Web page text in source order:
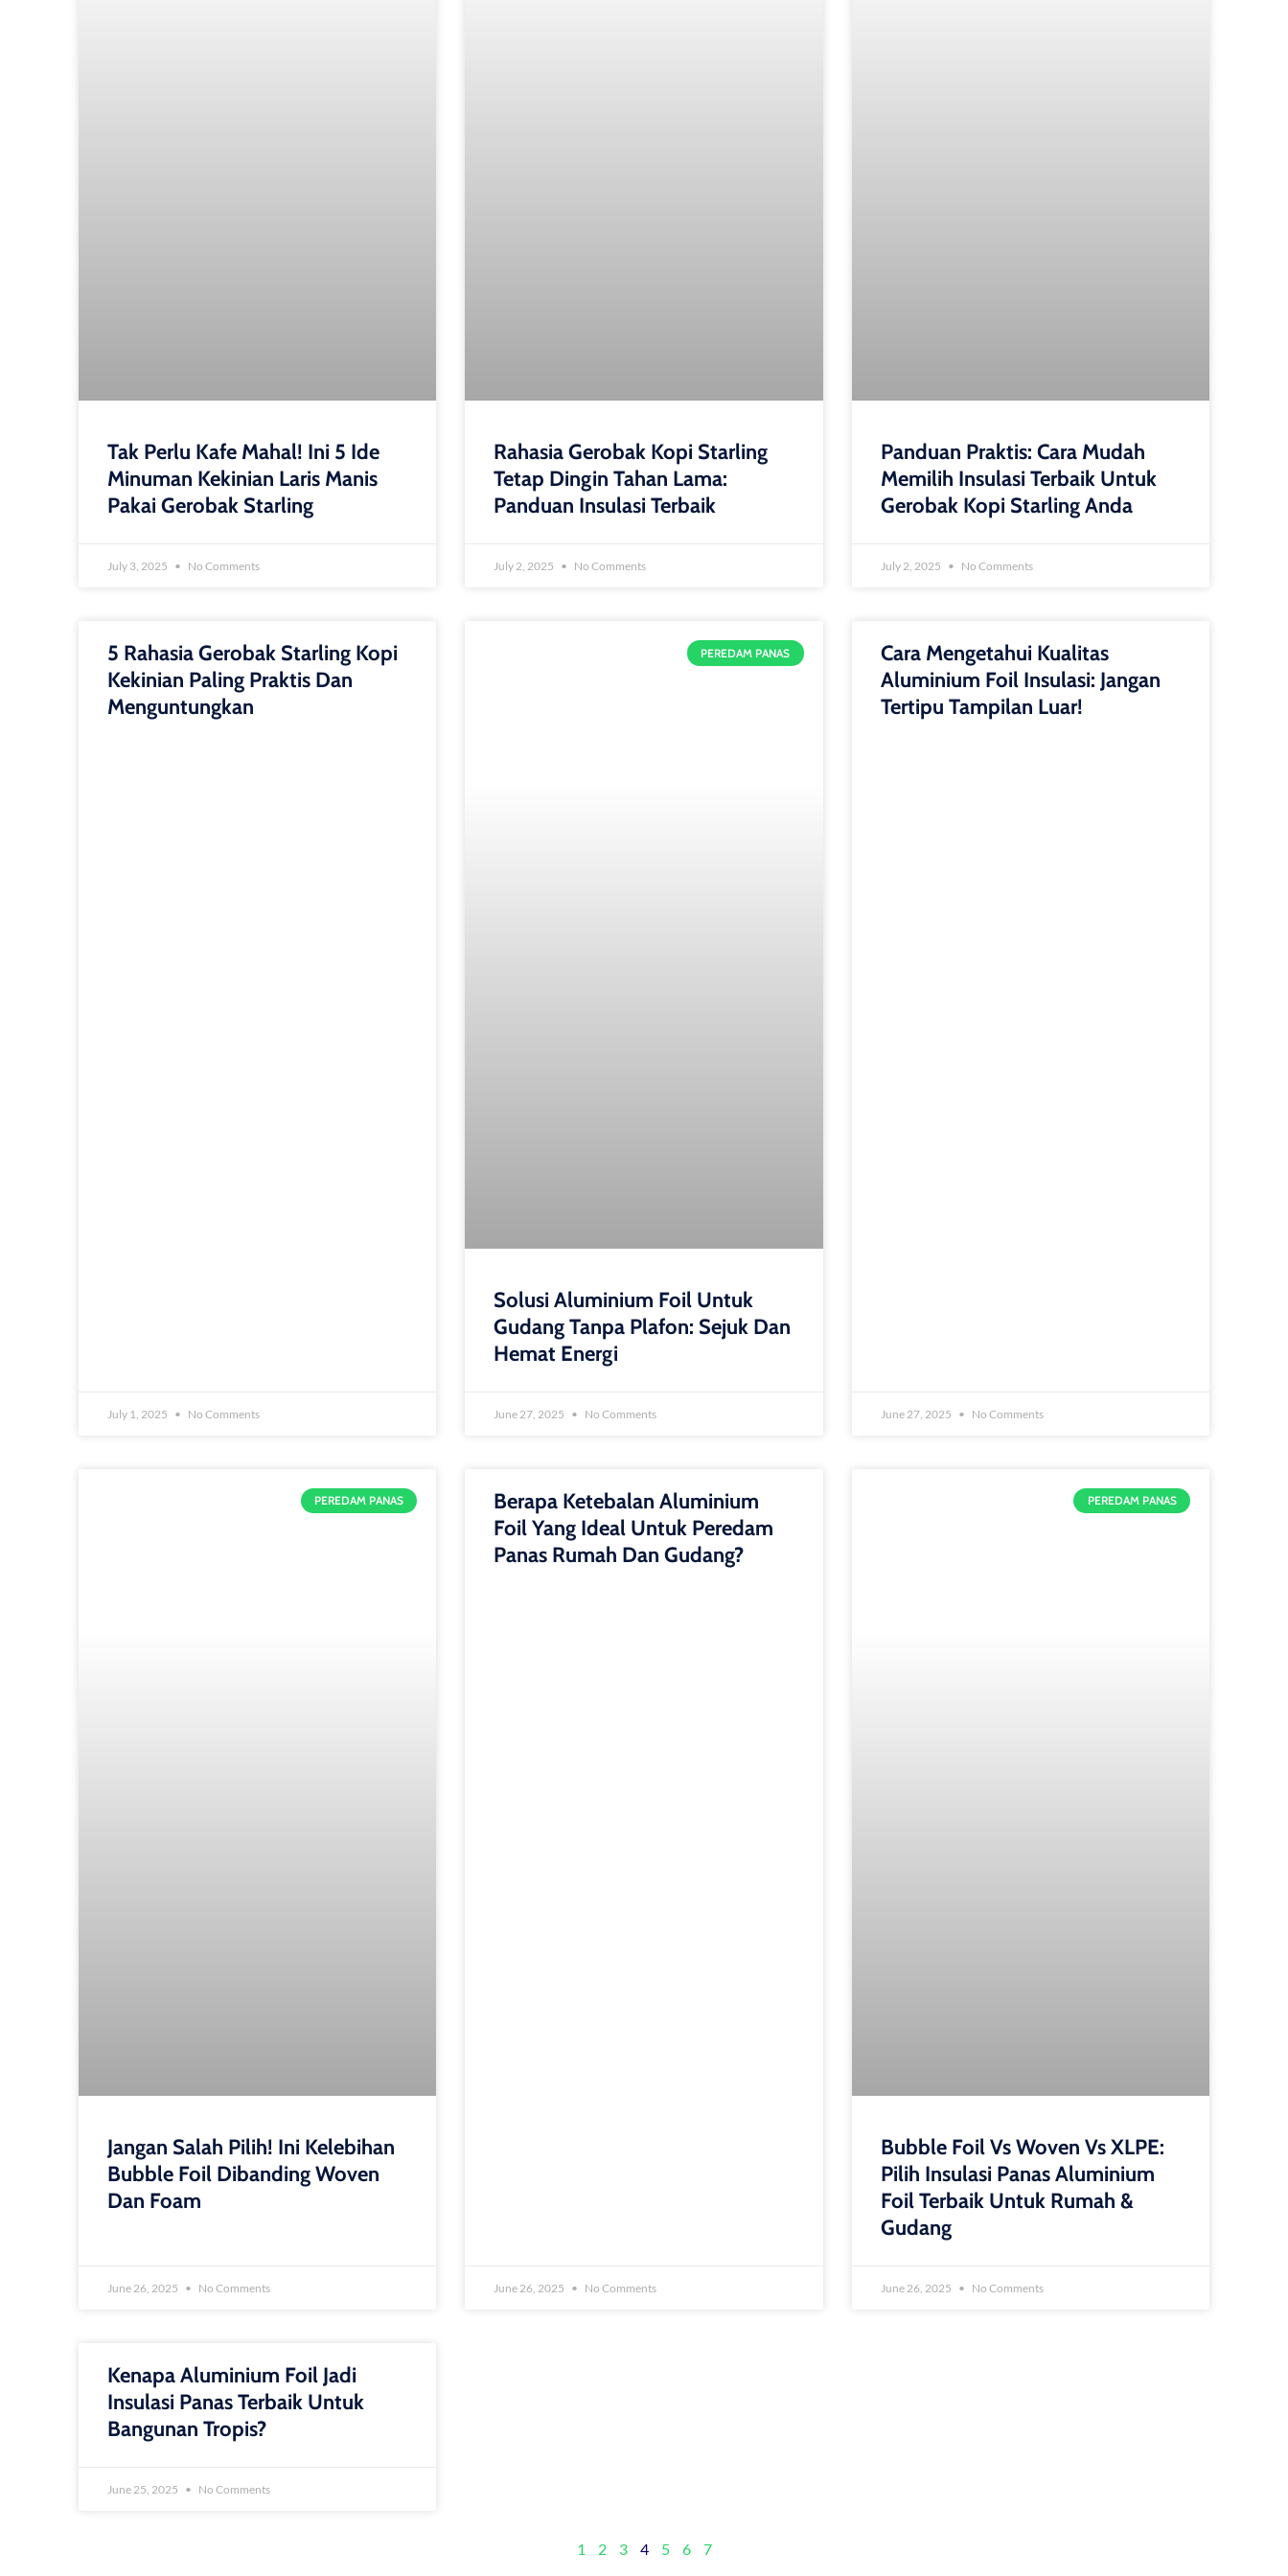
Tak Perlu Kafe Mahal! Ini 5 Ide
Minuman Kekinian Laris Manis
Pakai Gerobak Starling
July 3, 2025 No Comments
Rahasia Gerobak Kopi Starling
Tetap Dingin Tahan Lama:
Panduan Insulasi Terbaik
July 2, 2025 No Comments
Panduan Praktis: Cara Mudah
Memilih Insulasi Terbaik Untuk
Gerobak Kopi Starling Anda
July 2, 2025 No Comments
5 Rahasia Gerobak Starling Kopi
Kekinian Paling Praktis Dan
Menguntungkan
July 1, 2025 No Comments
PEREDAM PANAS
Solusi Aluminium Foil Untuk
Gudang Tanpa Plafon: Sejuk Dan
Hemat Energi
June 27, 2025 No Comments
Cara Mengetahui Kualitas
Aluminium Foil Insulasi: Jangan
Tertipu Tampilan Luar!
June 27, 2025 No Comments
PEREDAM PANAS
Jangan Salah Pilih! Ini Kelebihan
Bubble Foil Dibanding Woven
Dan Foam
June 26, 2025 No Comments
Berapa Ketebalan Aluminium
Foil Yang Ideal Untuk Peredam
Panas Rumah Dan Gudang?
June 26, 2025 No Comments
PEREDAM PANAS
Bubble Foil Vs Woven Vs XLPE:
Pilih Insulasi Panas Aluminium
Foil Terbaik Untuk Rumah &
Gudang
June 26, 2025 No Comments
Kenapa Aluminium Foil Jadi
Insulasi Panas Terbaik Untuk
Bangunan Tropis?
June 25, 2025 No Comments
1 2 3 4 5 6 7